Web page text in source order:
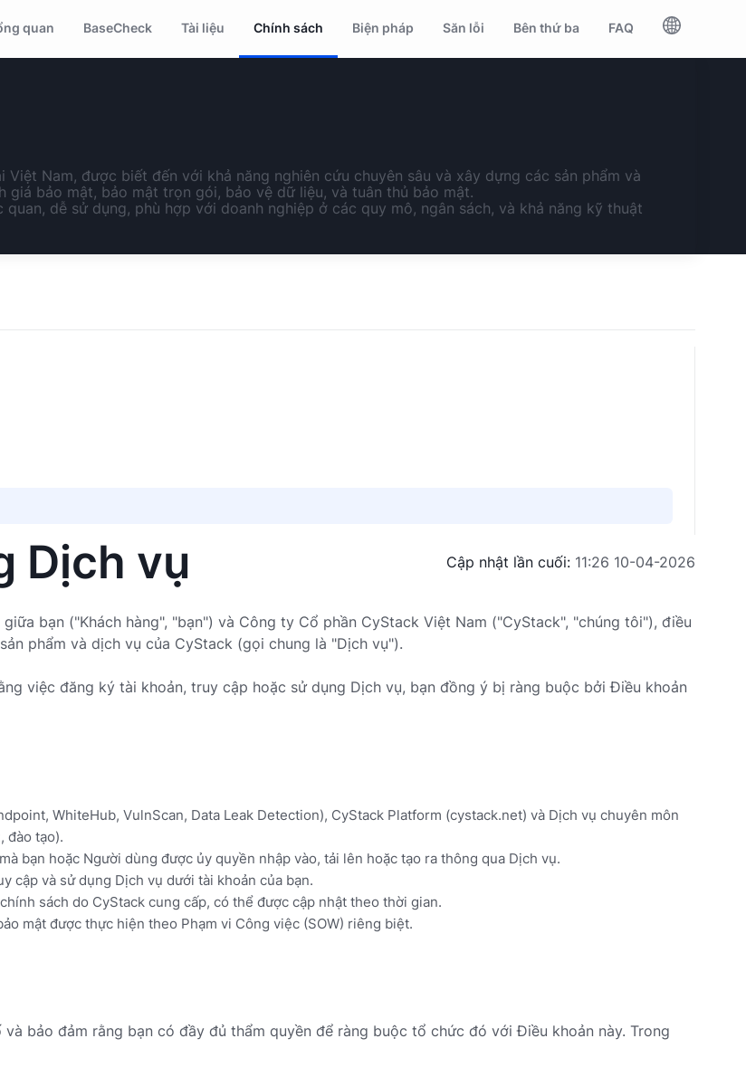
quan BaseCheck Tài liệu Chính sách Biện pháp Săn lỗi Bên thứ ba FAQ
Nam, được biết đến với khả năng nghiên cứu chuyên sâu và xây dựng các sản phẩm và
giá bảo mật, bảo mật trọn gói, bảo vệ dữ liệu, và tuân thủ bảo mật.
dễ sử dụng, phù hợp với doanh nghiệp ở các quy mô, ngân sách, và khả năng kỹ thuật
Dịch vụ Cập nhật lần cuối: 11:26 10-04-2026
bạn ("Khách hàng", "bạn") và Công ty Cổ phần CyStack Việt Nam ("CyStack", "chúng tôi"), điều
phẩm và dịch vụ của CyStack (gọi chung là "Dịch vụ").
việc đăng ký tài khoản, truy cập hoặc sử dụng Dịch vụ, bạn đồng ý bị ràng buộc bởi Điều khoản
WhiteHub, VulnScan, Data Leak Detection), CyStack Platform (cystack.net) và Dịch vụ chuyên môn
đào tạo).
bạn hoặc Người dùng được ủy quyền nhập vào, tải lên hoặc tạo ra thông qua Dịch vụ.
cập và sử dụng Dịch vụ dưới tài khoản của bạn.
sách do CyStack cung cấp, có thể được cập nhật theo thời gian.
mật được thực hiện theo Phạm vi Công việc (SOW) riêng biệt.
bảo đảm rằng bạn có đầy đủ thẩm quyền để ràng buộc tổ chức đó với Điều khoản này. Trong